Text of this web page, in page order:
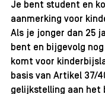
Je bent student en
aanmerking voor
Als je jonger dan 25
bent en bijgevolg
komt voor
basis van Artikel 37/
gelijkstelling aan het